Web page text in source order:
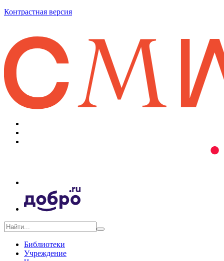
Контрастная версия
Библиотеки
Учреждение